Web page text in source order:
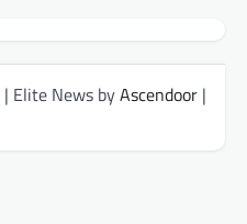
| Elite News byAscendoor |